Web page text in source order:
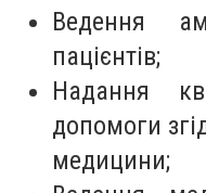
Ведення
пацієнтів;
Надання
допомоги
медицини;